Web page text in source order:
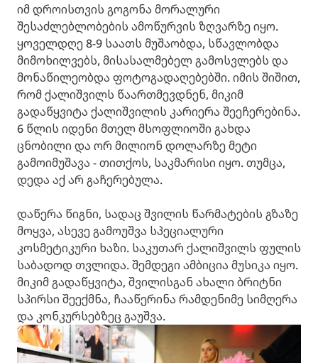
იმ დროისთვის გოგონა მორალური
შესაძლებლობების ამოწურვის ზღვარზე იყო.
ყოველდღე 8-9 საათს მუშაობდა, სწავლობდა
მიმოხილვებს, მისასალმებელ გამოსვლებს და
მონაწილეობდა ფოტოგადაღებებში. იმის შიშით,
რომ ქალიშვილს წაართმევდნენ, მიკიმ
გადაწყვიტა ქალიშვილის კარიერა შეეჩერებინა.
6 წლის იდენი მთელ მსოფლიოში გახდა
ცნობილი და ორ მილიონ დოლარზე მეტი
გამოიმუშავა - თითქოს, საკმარისი იყო. თუმცა,
დედა აქ არ გაჩერებულა.
დაწერა წიგნი, სადაც შვილის წარმატების გზაზე
მოყვა, ასევე გამოუშვა სპეციალური
კოსმეტიკური ხაზი. საკუთარ ქალიშვილს ფულის
საბადოდ თვლიდა. შემდეგი ამბიცია მუსიკა იყო.
მიკიმ გადაწყვიტა, შვილისგან ახალი ბრიტნი
სპირსი შეექმნა, ჩააწერინა რამდენიმე სიმღერა
და კონკურსებზეც გაუშვა.